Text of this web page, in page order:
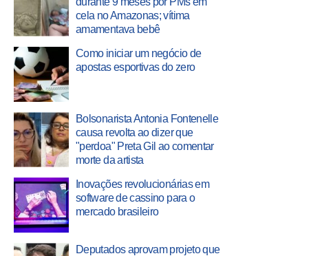
cela no Amazonas; vítima
amamentava bebê
Como iniciar um negócio de
apostas esportivas do zero
Bolsonarista Antonia Fontenelle
causa revolta ao dizer que
"perdoa" Preta Gil ao comentar
morte da artista
Inovações revolucionárias em
software de cassino para o
mercado brasileiro
Deputados aprovam projeto que